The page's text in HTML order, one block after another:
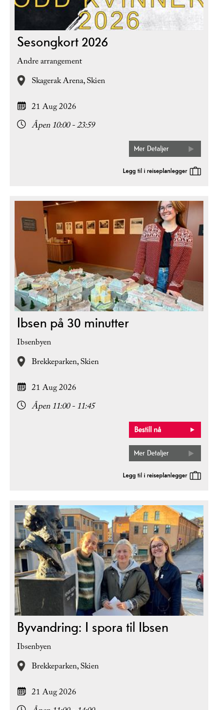
Sesongkort 2026
Andre arrangement
Skagerak Arena,Skien
21 Aug 2026
Åpen 10:00 - 23:59
Mer Detaljer
Ibsen på 30 minutter
Ibsenbyen
Brekkeparken,Skien
21 Aug 2026
Åpen 11:00 - 11:45
Mer Detaljer
Byvandring: I spora til Ibsen
Ibsenbyen
Brekkeparken,Skien
21 Aug 2026